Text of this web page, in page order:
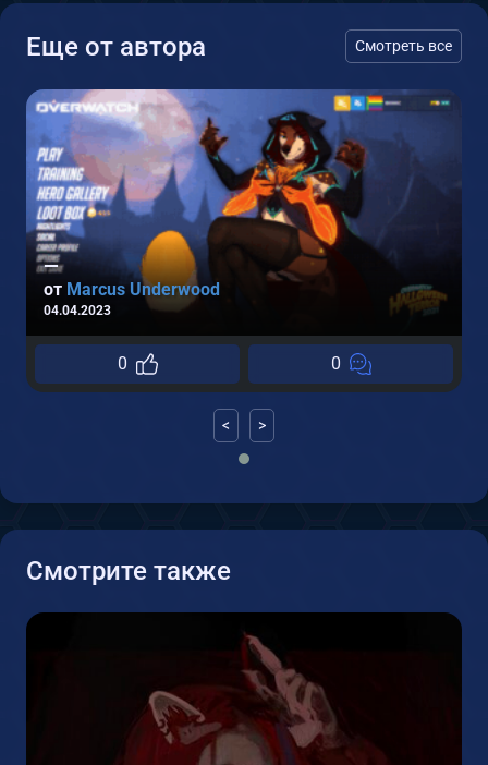
Еще от автора Смотреть все
—
от Marcus Underwood
04.04.2023
0 0
< >
Смотрите также